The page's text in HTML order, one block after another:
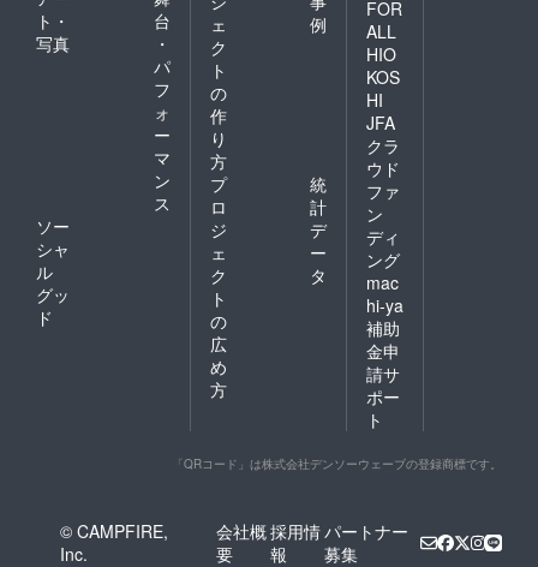
ト・
写真
台
・
パ
フ
ォ
ー
マ
ン
ス
ソー
シャ
ル
グッ
ド
ェ
ク
ト
の
作
り
方
例
プ
ロ
ジ
ェ
ク
ト
の
広
め
方
統
計
デ
ー
タ
FOR
ALL
HIO
KOS
HI
JFA
クラ
ウド
ファ
ン
ディ
ング
mac
hi-ya
補助
金申
請サ
ポー
ト
「QRコード」は株式会社デンソーウェーブの登録商標です。
© CAMPFIRE,
Inc.
会社概
要
採用情
報
パートナー
募集